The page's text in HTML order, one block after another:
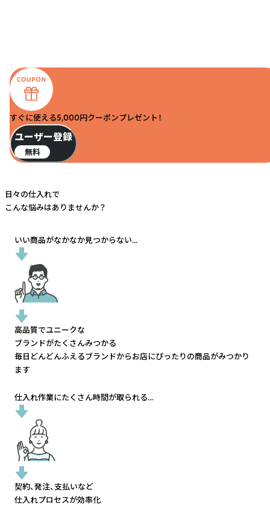
すぐに使える5,000円クーポンプレゼント！
ユーザー登録
無料
日々の仕入れで
こんな悩みはありませんか？
いい商品がなかなか見つからない...
高品質でユニークな
ブランドがたくさんみつかる
毎日どんどんふえるブランドからお店にぴったりの商品がみつかり
ます
仕入れ作業にたくさん時間が取られる...
契約、発注、支払いなど
仕入れプロセスが効率化